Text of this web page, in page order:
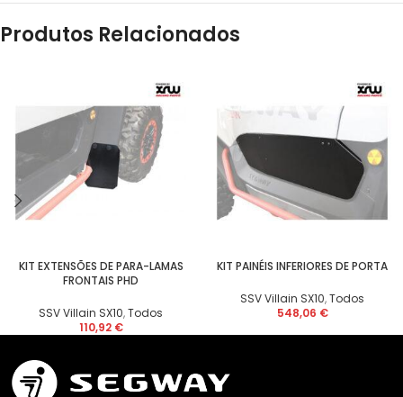
Produtos Relacionados
KIT EXTENSÕES DE PARA-LAMAS
FRONTAIS PHD
SSV Villain SX10,Todos
110,92 €
KIT PAINÉIS INFERIORES DE PORTA
SSV Villain SX10,Todos
548,06 €